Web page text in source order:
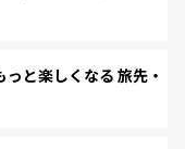
と楽しくなる 旅先・